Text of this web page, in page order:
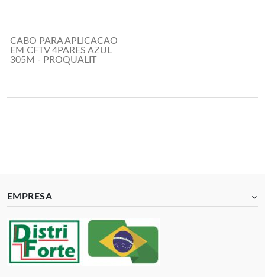
CABO PARA APLICACAO
EM CFTV 4PARES AZUL
305M - PROQUALIT
EMPRESA